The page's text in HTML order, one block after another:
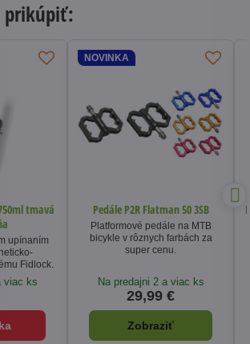
prikúpiť:
tmavá
upínaním
Fidlock.
viac ks
NOVINKA
Pedále P2R Flatman 50 3SB
Platformové pedále na MTB
bicykle v rôznych farbách za
super cenu.
Na predajni 2 a viac ks
29,99 €
Zobraziť